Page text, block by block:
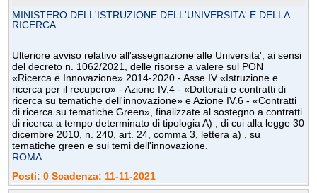
MINISTERO DELL'ISTRUZIONE DELL'UNIVERSITA' E DELLA
RICERCA
Ulteriore avviso relativo all'assegnazione alle Universita', ai sensi
del decreto n. 1062/2021, delle risorse a valere sul PON
«Ricerca e Innovazione» 2014-2020 - Asse IV «Istruzione e
ricerca per il recupero» - Azione IV.4 - «Dottorati e contratti di
ricerca su tematiche dell'innovazione» e Azione IV.6 - «Contratti
di ricerca su tematiche Green», finalizzate al sostegno a contratti
di ricerca a tempo determinato di tipologia A) , di cui alla legge 30
dicembre 2010, n. 240, art. 24, comma 3, lettera a) , su
tematiche green e sui temi dell'innovazione.
ROMA
Posti: 0 Scadenza: 11-11-2021